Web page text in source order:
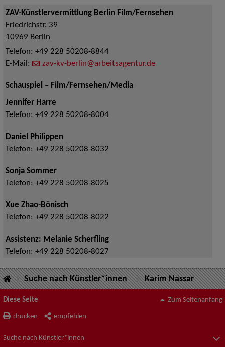
ZAV-Künstlervermittlung Berlin Film/Fernsehen
Friedrichstr. 39
10969 Berlin
Telefon: +49 228 50208-8844
E-Mail:
zav-kv-berlin@arbeitsagentur.de
Schauspiel – Film/Fernsehen/Media
Jennifer Harre
Telefon: +49 228 50208-8004
Daniel Philippen
Telefon: +49 228 50208-8032
Sonja Sommer
Telefon: +49 228 50208-8025
Xue Zhao-Bönisch
Telefon: +49 228 50208-8022
Assistenz: Melanie Scherfling
Telefon: +49 228 50208-8027
Suche nach Künstler*innen Karim Nassar
Diese Seite
drucken empfehlen
Zum Seitenanfang
Suche nach Künstler*innen